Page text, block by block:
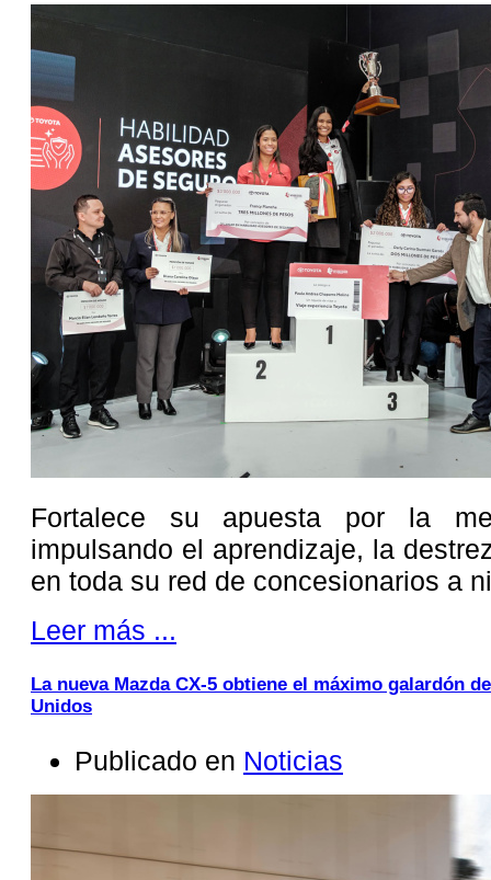
Fortalece su apuesta por la
impulsando el aprendizaje, la
en toda su red de concesionarios a
Leer más ...
La nueva Mazda CX-5 obtiene el máximo galardón
Unidos
Publicado en Noticias